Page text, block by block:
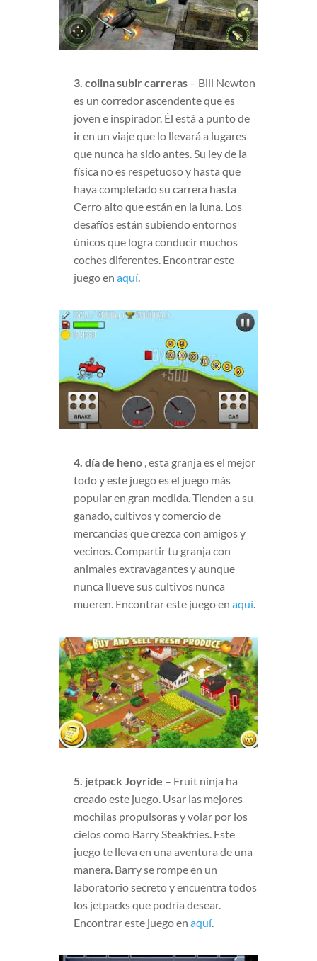
3. colina subir carreras – Bill Newton
es un corredor ascendente que es
joven e inspirador. Él está a punto de
ir en un viaje que lo llevará a lugares
que nunca ha sido antes. Su ley de la
física no es respetuoso y hasta que
haya completado su carrera hasta
Cerro alto que están en la luna. Los
desafíos están subiendo entornos
únicos que logra conducir muchos
coches diferentes. Encontrar este
juego en aquí.
4. día de heno , esta granja es el mejor
todo y este juego es el juego más
popular en gran medida. Tienden a su
ganado, cultivos y comercio de
mercancías que crezca con amigos y
vecinos. Compartir tu granja con
animales extravagantes y aunque
nunca llueve sus cultivos nunca
mueren. Encontrar este juego en aquí.
5. jetpack Joyride – Fruit ninja ha
creado este juego. Usar las mejores
mochilas propulsoras y volar por los
cielos como Barry Steakfries. Este
juego te lleva en una aventura de una
manera. Barry se rompe en un
laboratorio secreto y encuentra todos
los jetpacks que podría desear.
Encontrar este juego en aquí.